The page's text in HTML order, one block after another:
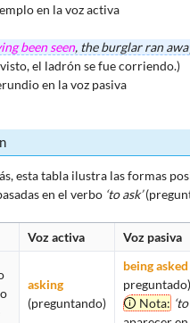
en la voz activa
been seen, the burglar ran
el ladrón se fue corriendo.)
en la voz pasiva
esta tabla ilustra las formas
en el verbo ‘to ask’
Voz activa Voz pasiva
asking
(preguntando)
being asked
preguntado)
Nota: